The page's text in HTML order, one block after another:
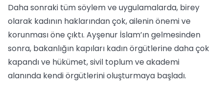
Daha sonraki tüm söylem ve uygulamalarda, birey
olarak kadının haklarından çok, ailenin önemi ve
korunması öne çıktı. Ayşenur İslam’ın gelmesinden
sonra, bakanlığın kapıları kadın örgütlerine daha çok
kapandı ve hükümet, sivil toplum ve akademi
alanında kendi örgütlerini oluşturmaya başladı.